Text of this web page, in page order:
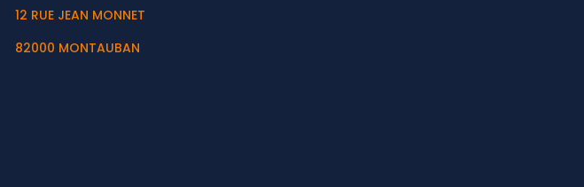
12 RUE JEAN MONNET
82000 MONTAUBAN